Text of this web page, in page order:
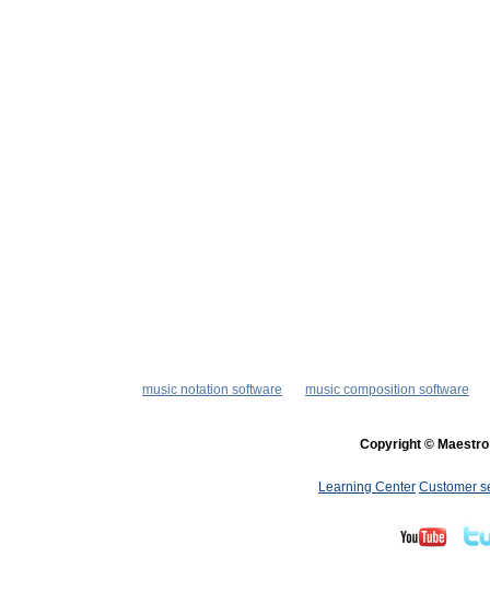
music notation software music composition software
Copyright ©
Learning Center Customer